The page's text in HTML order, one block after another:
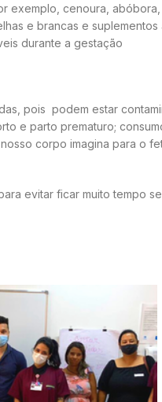
exemplo, cenoura,
e brancas e
durante a gestação
pois podem estar
e parto prematuro;
corpo imagina para o
evitar ficar muito tempo